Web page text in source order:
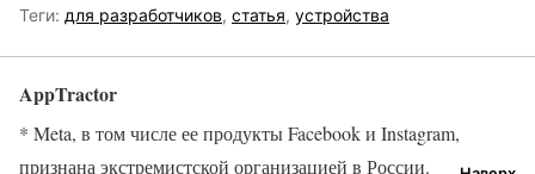
Теги: для разработчиков, статья, устройства
AppTractor
* Meta, в том числе ее продукты Facebook и Instagram,
признана экстремистской организацией в России.